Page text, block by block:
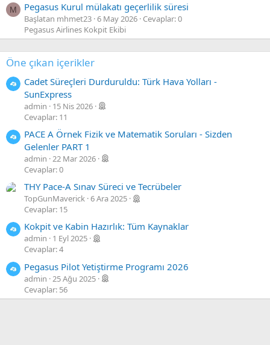
M Pegasus Kurul mülakatı geçerlilik süresi
Başlatan mhmet23 6 May 2026 Cevaplar: 0
Pegasus Airlines Kokpit Ekibi
Öne çıkan içerikler
Cadet Süreçleri Durduruldu: Türk Hava Yolları -
SunExpress
admin
15 Nis 2026
Cevaplar: 11
PACE A Örnek Fizik ve Matematik Soruları - Sizden
Gelenler PART 1
admin 22 Mar 2026
Cevaplar: 0
THY Pace-A Sınav Süreci ve Tecrübeler
TopGunMaverick 6 Ara 2025
Cevaplar: 15
Kokpit ve Kabin Hazırlık: Tüm Kaynaklar
admin
1 Eyl 2025
Cevaplar: 4
Pegasus Pilot Yetiştirme Programı 2026
admin 25 Ağu 2025
Cevaplar: 56